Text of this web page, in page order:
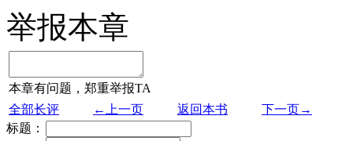
举报本章
本章有问题，郑重举报TA
全部长评
←上一页 返回本书
下一页→
标题：